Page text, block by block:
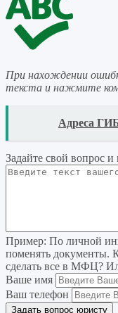
При нахождении
текста и нажмите
Адреса
Задайте свой вопрос и
Пример: По личной
поменять документы.
сделать все в МФЦ?
Ваше имя
Ваш телефон